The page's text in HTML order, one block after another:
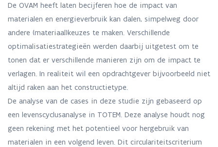
De OVAM heeft laten becijferen hoe de impact van
materialen en energieverbruik kan dalen, simpelweg door
andere (materiaal)keuzes te maken. Verschillende
optimalisatiestrategieën werden daarbij uitgetest om te
tonen dat er verschillende manieren zijn om de impact te
verlagen. In realiteit wil een opdrachtgever bijvoorbeeld niet
altijd raken aan het constructietype.
De analyse van de cases in deze studie zijn gebaseerd op
een levenscyclusanalyse in TOTEM. Deze analyse houdt nog
geen rekening met het potentieel voor hergebruik van
materialen in een volgend leven. Dit circulariteitscriterium